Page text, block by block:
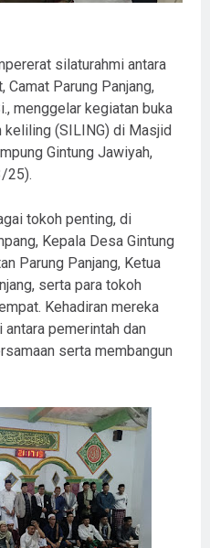
silaturahmi antara
Camat Parung Panjang,
menggelar kegiatan buka
keliling (SILING) di Masjid
Gintung Jawiyah,
25).
tokoh penting, di
Kepala Desa Gintung
Parung Panjang, Ketua
serta para tokoh
Kehadiran mereka
pemerintah dan
serta membangun